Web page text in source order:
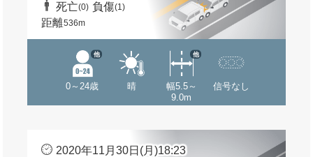
死亡(0) 負傷(1)
距離536m
0～24歳
他
晴
幅5.5～
9.0m
他
信号なし
2020年11月30日(月)18:23